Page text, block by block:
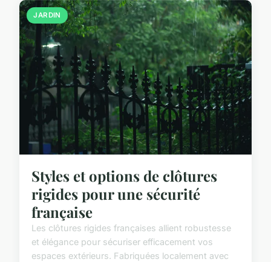
JARDIN
Styles et options de clôtures
rigides pour une sécurité
française
Les clôtures rigides françaises allient robustesse
et élégance pour sécuriser efficacement vos
espaces extérieurs. Fabriquées localement avec